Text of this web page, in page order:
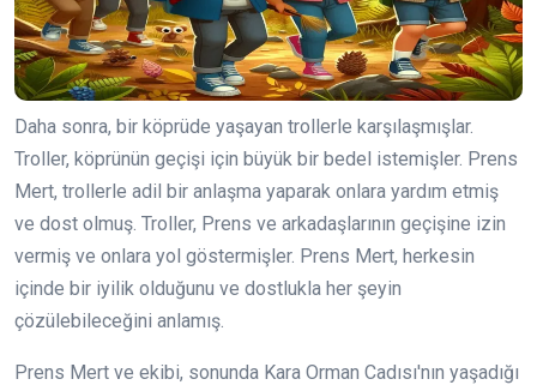
Daha sonra, bir köprüde yaşayan trollerle karşılaşmışlar.
Troller, köprünün geçişi için büyük bir bedel istemişler. Prens
Mert, trollerle adil bir anlaşma yaparak onlara yardım etmiş
ve dost olmuş. Troller, Prens ve arkadaşlarının geçişine izin
vermiş ve onlara yol göstermişler. Prens Mert, herkesin
içinde bir iyilik olduğunu ve dostlukla her şeyin
çözülebileceğini anlamış.
Prens Mert ve ekibi, sonunda Kara Orman Cadısı'nın yaşadığı